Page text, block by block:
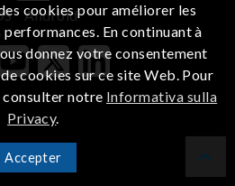
Android
cookies pour améliorer les
En continuant à
donnez votre consentement
cookies sur ce site Web. Pour
consulter notre Informativa sulla
Privacy.
Accepter